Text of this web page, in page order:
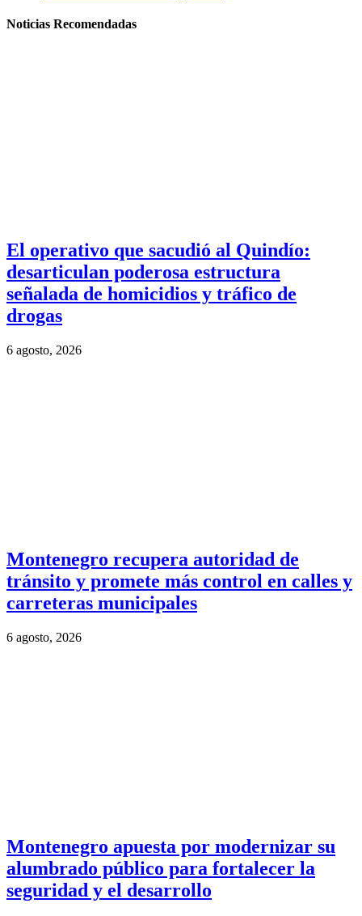
Noticias Recomendadas
El operativo que sacudió al Quindío:
desarticulan poderosa estructura
señalada de homicidios y tráfico de
drogas
6 agosto, 2026
Montenegro recupera autoridad de
tránsito y promete más control en calles y
carreteras municipales
6 agosto, 2026
Montenegro apuesta por modernizar su
alumbrado público para fortalecer la
seguridad y el desarrollo